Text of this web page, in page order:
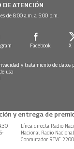
ATENCIÓN
de 8:00 a.m. a 5:00 p.m.
Facebook X
y tratamiento de datos
uso
y entrega de
Línea directa Radio
Nacional Radio
Conmutador RTVC